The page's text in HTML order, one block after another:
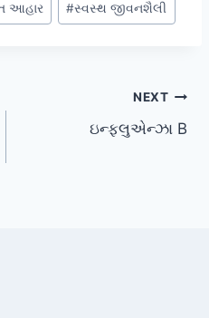
આહાર #સ્વસ્થ જીવનશૈલી
NEXT
ઇન્ફ્લુએન્ઝા B